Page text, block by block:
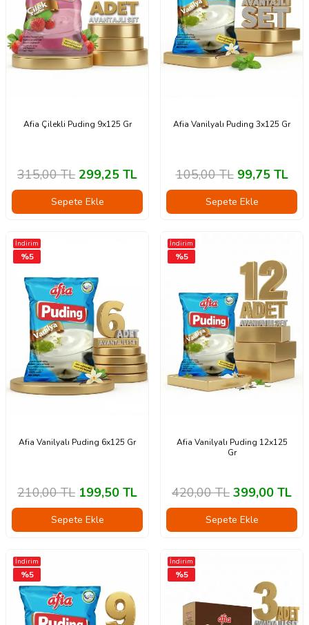
Afia Çilekli Puding 9x125 Gr
315,00TL 299,25 TL
Sepete Ekle
Afia Vanilyalı Puding 3x125 Gr
105,00TL 99,75TL
Sepete Ekle
İndirim
%5
Afia Vanilyalı Puding 6x125 Gr
210,00TL 199,50 TL
Sepete Ekle
İndirim
%5
Afia Vanilyalı Puding 12x125
Gr
420,00TL 399,00 TL
Sepete Ekle
İndirim
%5
İndirim
%5